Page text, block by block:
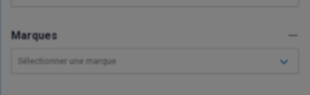
Marques
Sélectionner une marque